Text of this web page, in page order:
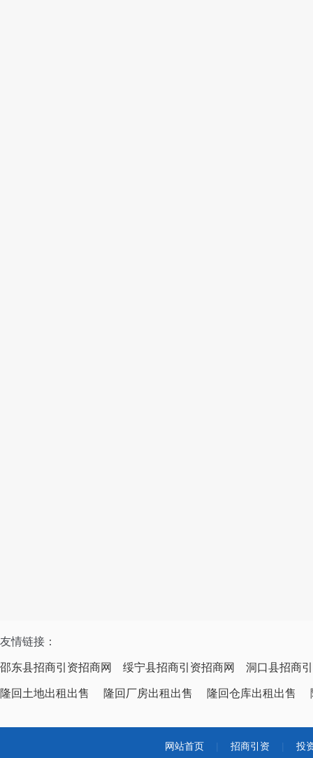
友情链接：
邵东县招商引资招商网 绥宁县招商引资招商网 洞口县招商
隆回土地出租出售 隆回厂房出租出售 隆回仓库出租出售
网站首页 招商引资 投